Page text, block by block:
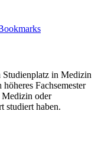
Studienplatz in Medizin
Fachsemester
oder
studiert haben.